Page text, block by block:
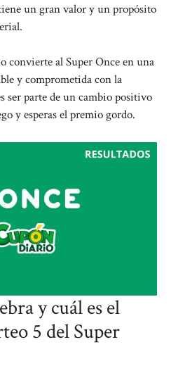
un gran valor y un propósito
convierte al Super Once en una
y comprometida con la
ser parte de un cambio positivo
y esperas el premio gordo.
y cuál es el
5 del Super